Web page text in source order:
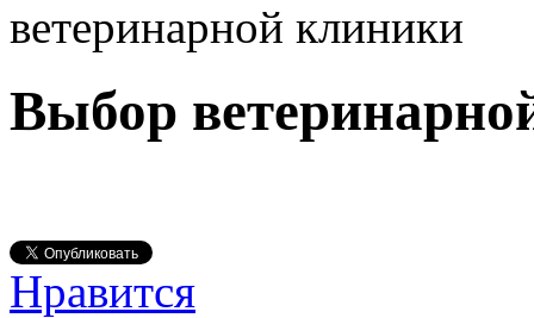
ветеринарной клиники
Выбор
Нравится